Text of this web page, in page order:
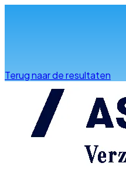
Terug naar de resultaten